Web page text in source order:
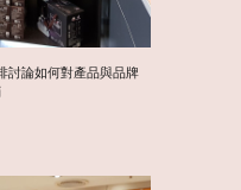
討論如何對產品與品牌